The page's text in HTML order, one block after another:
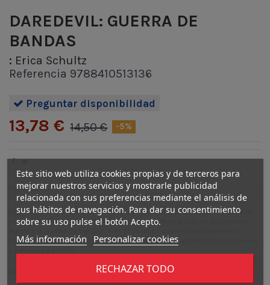
DAREDEVIL: GUERRA DE
BANDAS
: Erica Schultz
Referencia 9788410513136
Preguntar disponibilidad
13,78 € 14,50 € -5%
Descripción
Elektra, la exasesina convertida en la nueva Daredevil, ha sido reclutada
por El Asombroso Spiderman para evitar que Nueva York se desmorone
camino de la aniquilación de La Cocina del Infierno a manos de una nueva
Este sitio web utiliza cookies propias y de terceros para
mejorar nuestros servicios y mostrarle publicidad
relacionada con sus preferencias mediante el análisis de
sus hábitos de navegación. Para dar su consentimiento
sobre su uso pulse el botón Acepto.
Más información Personalizar cookies
RECHAZAR TODO